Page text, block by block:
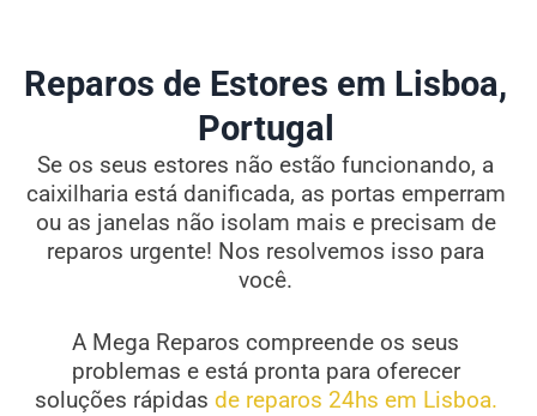
Reparos de Estores em Lisboa,
Portugal
Se os seus estores não estão funcionando, a
caixilharia está danificada, as portas emperram
ou as janelas não isolam mais e precisam de
reparos urgente! Nos resolvemos isso para
você.
A Mega Reparos compreende os seus
problemas e está pronta para oferecer
soluções rápidas de reparos 24hs em Lisboa.